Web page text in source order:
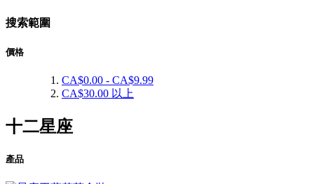
搜索範圍
價格
CA$0.00 - CA$9.99
CA$30.00 以上
十二星座
產品